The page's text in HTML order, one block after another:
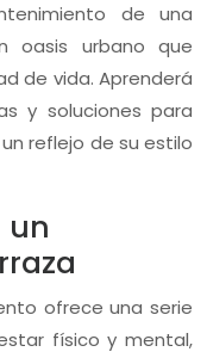
de una
oasis urbano que
de vida. Aprenderá
y soluciones para
reflejo de su estilo
un
ofrece una serie
físico y mental,